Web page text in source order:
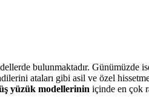
bulunmaktadır. Günümüzde
ataları gibi asil ve özel
yüzük modellerinin içinde en çok